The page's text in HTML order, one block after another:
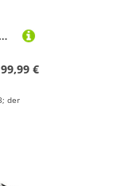
Retro Motorrad Motorradhelm Motorrad Bluetooth Jethelm 3/4 mit Doppelvisier, ECEDOT Zertifiziert für Herren und Damen - Ideal für Moped, Mofa, Scooter und Roller, Halbschalenhelm E,L=59~60cm
99,99 €
der